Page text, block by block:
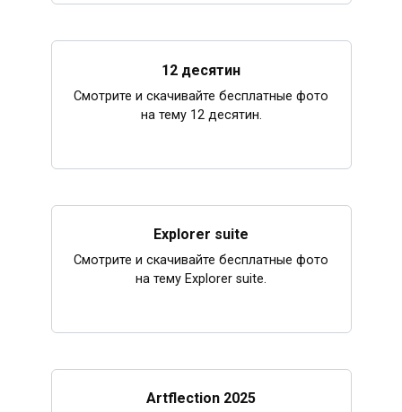
12 десятин
Смотрите и скачивайте бесплатные фото
на тему 12 десятин.
Explorer suite
Смотрите и скачивайте бесплатные фото
на тему Explorer suite.
Artflection 2025